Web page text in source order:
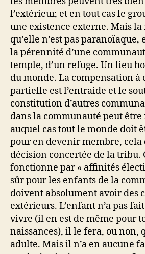
l’extérieur, et en tout cas le
une existence externe. Mais
qu’elle n’est pas paranoïaque,
la pérennité d’une
temple, d’un refuge. Un lieu
du monde. La compensation à
partielle est l’entraide et le
constitution d’autres
dans la communauté peut
auquel cas tout le monde doit
pour en devenir membre, cela
décision concertée de la tribu.
fonctionne par « affinités
sûr pour les enfants de la
doivent absolument avoir des
extérieurs. L’enfant n’a pas
vivre (il en est de même pour
naissances), il le fera, ou non,
adulte. Mais il n’a en aucune